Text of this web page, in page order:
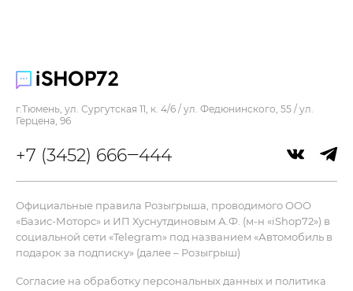
Процессор :
A18
Цвет :
черный
Ширина :
Дисплей
Яркость :
2000 кд/м²
2556x1179
+7 (3452) 666‒444
г.Тюмень, ул. Сургутская 11, к. 4/6 / ул. Федюнинского, 55 / ул.
Герцена, 96
Согласие на обработку персональных данных и политика
Официальные правила Розыгрыша, проводимого ООО
«Базис-Моторс» и ИП Хуснутдиновым А.Ф. (м-н «iShop72») в
социальной сети «Telegram» под названием «Автомобиль в
подарок за подписку» (далее – Розыгрыш)